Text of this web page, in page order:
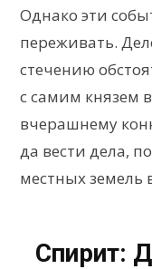
Однако эти
переживать.
стечению
с самим князем
вчерашнему
да вести дела,
местных земель
Спирит: